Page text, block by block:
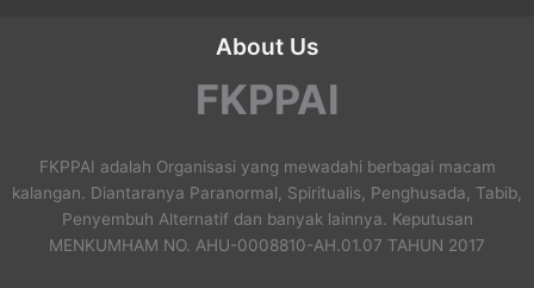
About Us
FKPPAI
FKPPAI adalah Organisasi yang mewadahi berbagai macam
kalangan. Diantaranya Paranormal, Spiritualis, Penghusada, Tabib,
Penyembuh Alternatif dan banyak lainnya. Keputusan
MENKUMHAM NO. AHU-0008810-AH.01.07 TAHUN 2017